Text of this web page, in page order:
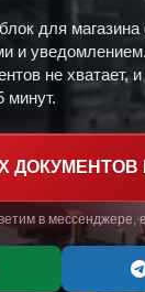
для
и
не хватает,
минут.
ДОКУМЕНТОВ
в мессенджере,